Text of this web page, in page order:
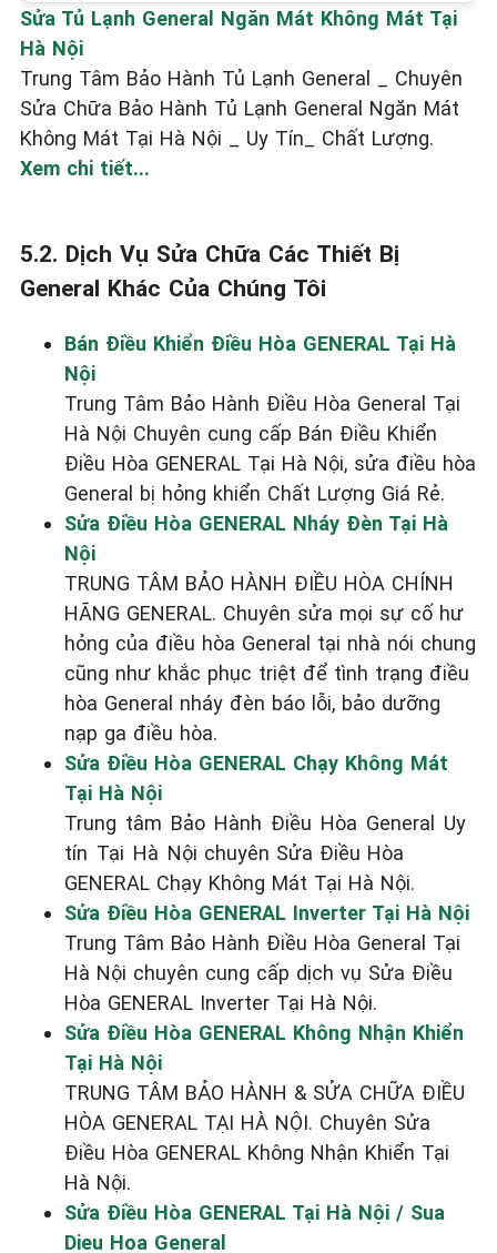
Sửa Tủ Lạnh General Ngăn Mát Không Mát Tại
Hà Nội
Trung Tâm Bảo Hành Tủ Lạnh General _ Chuyên
Sửa Chữa Bảo Hành Tủ Lạnh General Ngăn Mát
Không Mát Tại Hà Nội _ Uy Tín_ Chất Lượng.
Xem chi tiết...
5.2. Dịch Vụ Sửa Chữa Các Thiết Bị
General Khác Của Chúng Tôi
Bán Điều Khiển Điều Hòa GENERAL Tại Hà
Nội
Trung Tâm Bảo Hành Điều Hòa General Tại
Hà Nội Chuyên cung cấp Bán Điều Khiển
Điều Hòa GENERAL Tại Hà Nội, sửa điều hòa
General bị hỏng khiển Chất Lượng Giá Rẻ.
Sửa Điều Hòa GENERAL Nháy Đèn Tại Hà
Nội
TRUNG TÂM BẢO HÀNH ĐIỀU HÒA CHÍNH
HÃNG GENERAL. Chuyên sửa mọi sự cố hư
hỏng của điều hòa General tại nhà nói chung
cũng như khắc phục triệt để tình trạng điều
hòa General nháy đèn báo lỗi, bảo dưỡng
nạp ga điều hòa.
Sửa Điều Hòa GENERAL Chạy Không Mát
Tại Hà Nội
Trung tâm Bảo Hành Điều Hòa General Uy
tín Tại Hà Nội chuyên Sửa Điều Hòa
GENERAL Chạy Không Mát Tại Hà Nội.
Sửa Điều Hòa GENERAL Inverter Tại Hà Nội
Trung Tâm Bảo Hành Điều Hòa General Tại
Hà Nội chuyên cung cấp dịch vụ Sửa Điều
Hòa GENERAL Inverter Tại Hà Nội.
Sửa Điều Hòa GENERAL Không Nhận Khiển
Tại Hà Nội
TRUNG TÂM BẢO HÀNH & SỬA CHỮA ĐIỀU
HÒA GENERAL TẠI HÀ NỘI. Chuyên Sửa
Điều Hòa GENERAL Không Nhận Khiển Tại
Hà Nội.
Sửa Điều Hòa GENERAL Tại Hà Nội / Sua
Dieu Hoa General